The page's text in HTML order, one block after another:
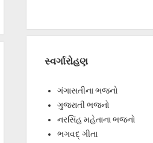
સ્વર્ગારોહણ
ગંગાસતીના ભજનો
ગુજરાતી ભજનો
નરસિંહ મહેતાના ભજનો
ભગવદ્ ગીતા